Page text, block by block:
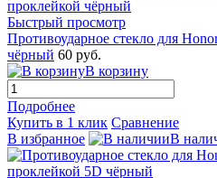
Быстрый просмотр
Противоударное стекло для
чёрный 60 руб.
В корзину
Подробнее
Купить в 1 клик Сравнение
В избранное
В